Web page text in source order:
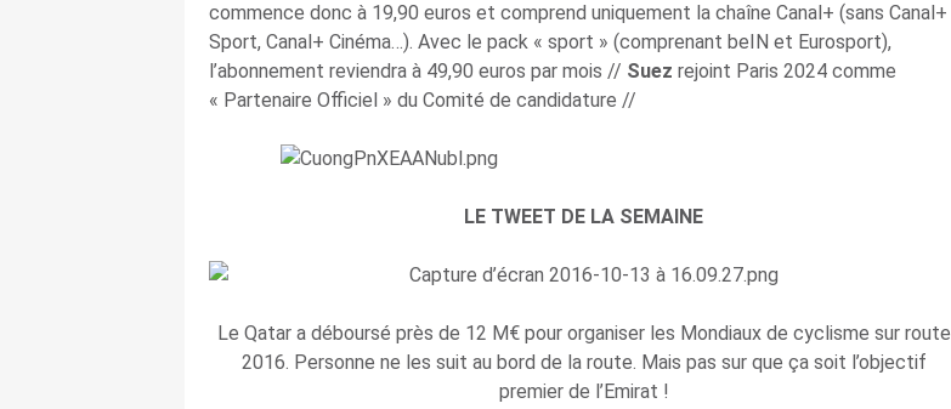
commence donc à 19,90 euros et comprend uniquement la chaîne Canal+ (sans Canal+
Sport, Canal+ Cinéma…). Avec le pack « sport » (comprenant beIN et Eurosport),
l’abonnement reviendra à 49,90 euros par mois // Suez rejoint Paris 2024 comme
« Partenaire Officiel » du Comité de candidature //
LE TWEET DE LA SEMAINE
Le Qatar a déboursé près de 12 M€ pour organiser les Mondiaux de cyclisme sur route
2016. Personne ne les suit au bord de la route. Mais pas sur que ça soit l’objectif
premier de l’Emirat !